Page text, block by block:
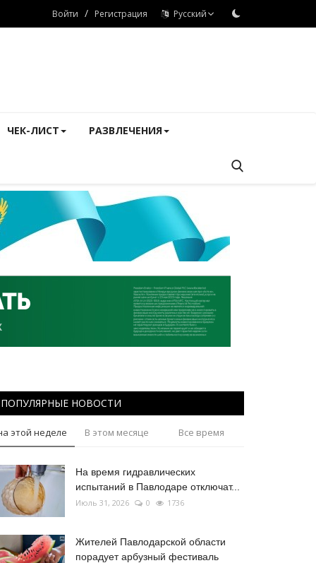
Войти / Регистрация Русский
ЧЕК-ЛИСТ РАЗВЛЕЧЕНИЯ
ПОПУЛЯРНЫЕ НОВОСТИ
этой неделе В этом месяце Все время
На время гидравлических
испытаний в Павлодаре отключат...
Июль 31, 2026 0 1736
Жителей Павлодарской области
порадует арбузный фестиваль